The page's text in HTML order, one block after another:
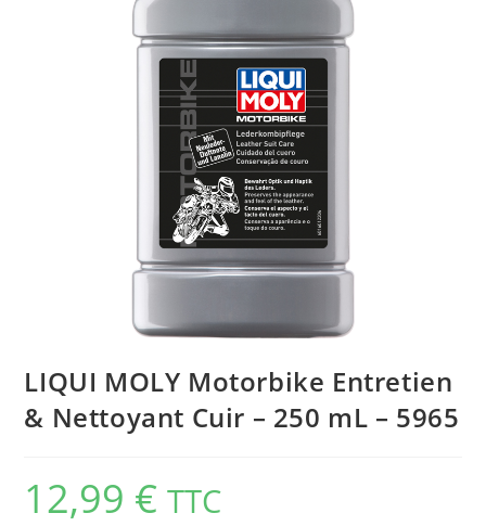
LIQUI MOLY Motorbike Entretien
& Nettoyant Cuir – 250 mL – 5965
12,99 € TTC